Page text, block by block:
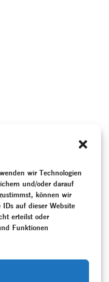
wir Technologien
und/oder darauf
können wir
auf dieser Website
erteilst oder
Funktionen